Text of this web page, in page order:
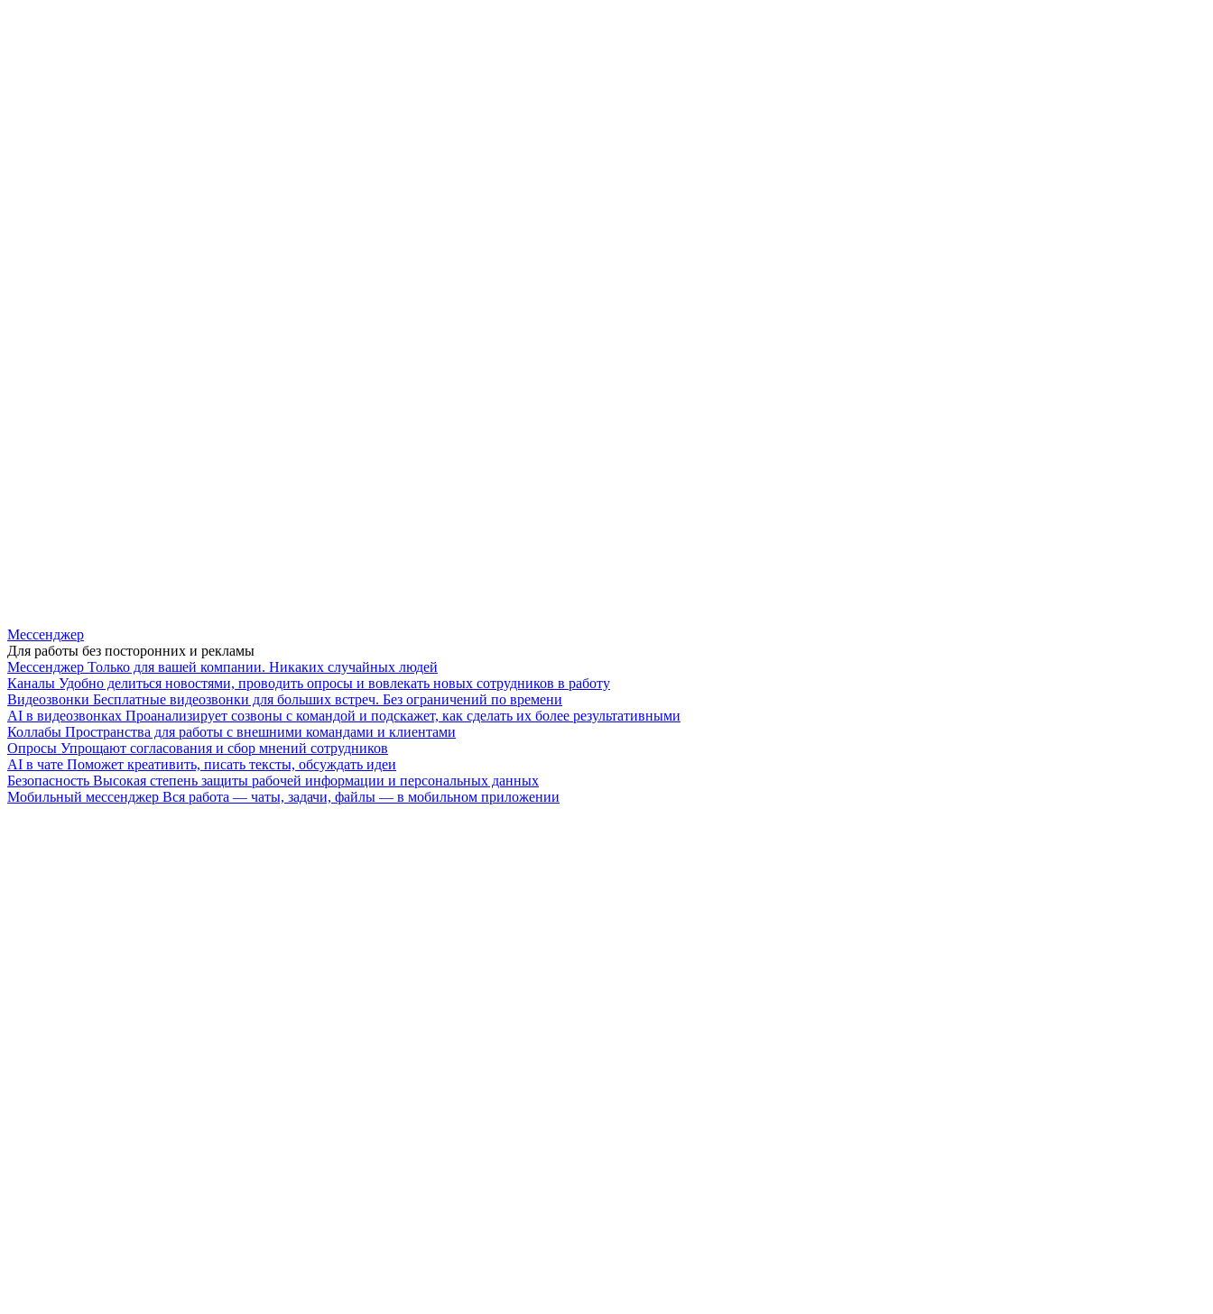
Мессенджер
Для работы без посторонних и рекламы
Мессенджер Только для вашей компании. Никаких случайных людей
Каналы Удобно делиться новостями, проводить опросы и вовлекать новых сотрудников в работу
Видеозвонки Бесплатные видеозвонки для больших встреч. Без ограничений по времени
AI в видеозвонках Проанализирует созвоны с командой и подскажет, как сделать их более результативными
Коллабы Пространства для работы с внешними командами и клиентами
Опросы Упрощают согласования и сбор мнений сотрудников
AI в чате Поможет креативить, писать тексты, обсуждать идеи
Безопасность Высокая степень защиты рабочей информации и персональных данных
Мобильный мессенджер Вся работа — чаты, задачи, файлы — в мобильном приложении